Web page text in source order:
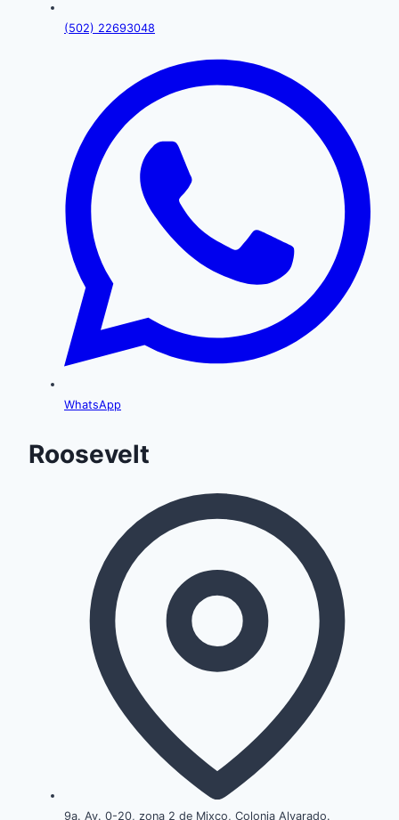
(502) 22693048
WhatsApp
Roosevelt
9a. Av. 0-20, zona 2 de Mixco, Colonia Alvarado.